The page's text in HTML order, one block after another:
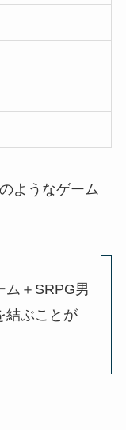
ようなゲーム
ム＋SRPG男
結ぶことが